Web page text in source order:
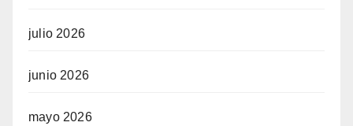
julio 2026
junio 2026
mayo 2026